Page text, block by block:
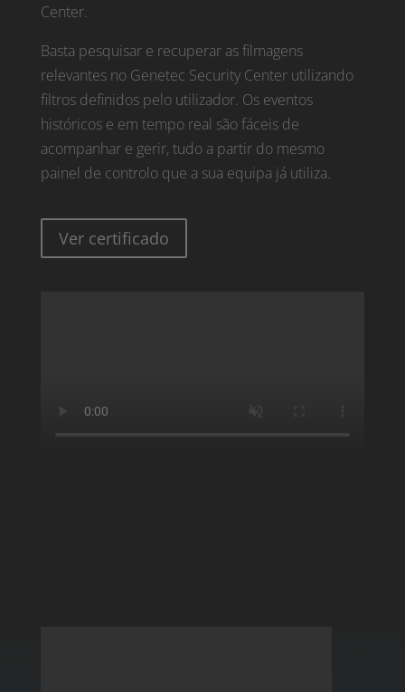
Center.
Basta pesquisar e recuperar as filmagens
relevantes no Genetec Security Center utilizando
filtros definidos pelo utilizador. Os eventos
históricos e em tempo real são fáceis de
acompanhar e gerir, tudo a partir do mesmo
painel de controlo que a sua equipa já utiliza.
Ver certificado